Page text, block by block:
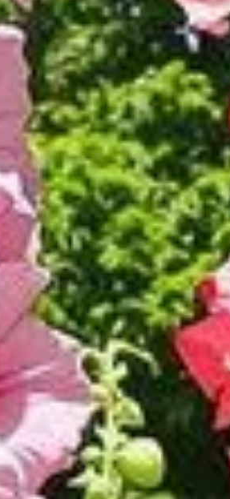
éprouvées des jardiniers
particulière dès le semis.
pour une floraison
précoce du terrain. En
permet aux jeunes plants
de semis s'offrent à vous : le
grâce à un environnement
favorise une floraison la
leur potentiel floral
est indispensable. Leurs besoins
permet de maintenir une
escargots. Pour préserver vos